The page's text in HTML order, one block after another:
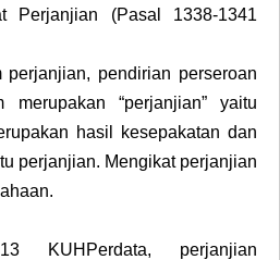
Perjanjian (Pasal 1338-1341
pendirian perseroan
“perjanjian” yaitu
hasil kesepakatan dan
perjanjian. Mengikat perjanjian
KUHPerdata, perjanjian